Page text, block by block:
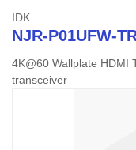
IDK
NJR-P01UFW-
4K@60 Wallplate HDMI
transceiver